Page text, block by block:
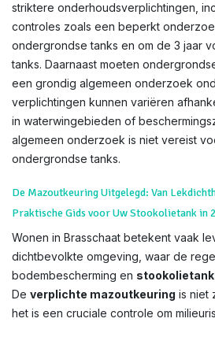
striktere onderhoudsverplichtingen,
controles zoals een beperkt
ondergrondse tanks en om de 3 jaar
tanks. Daarnaast moeten
een grondig algemeen onderzoek
verplichtingen kunnen variëren
in waterwingebieden of
algemeen onderzoek is niet vereist
ondergrondse tanks.
De Mazoutkeuring Uitgelegd: Van
Praktische Gids voor Uw Stookolietank in
Wonen in Brasschaat betekent vaak
dichtbevolkte omgeving, waar de
bodembescherming en
De verplichte mazoutkeuring is niet
het is een cruciale controle om